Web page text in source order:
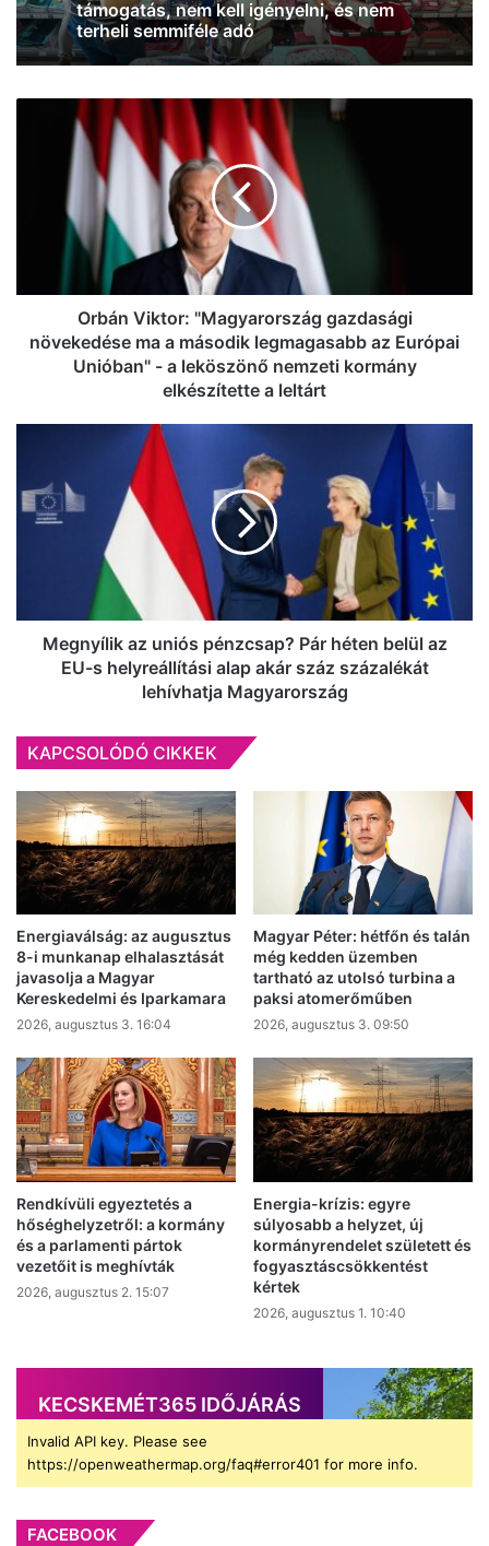
Szondi Vanda: automatikusan, két
részletben érkezik az iskolakezdési
támogatás, nem kell igényelni, és nem
terheli semmiféle adó
személyforgalom a Budapest-Belgrád
vasútvonalon
"Magyarország
gazdasági
növekedése
legmagasabb
Európai
Unióban"
leköszönő
elkészítette
Orbán Viktor: "Magyarország gazdasági
növekedése ma a második legmagasabb az Európai
Unióban" - a leköszönő nemzeti kormány
elkészítette a leltárt
uniós
pénzcsap?
Pár
EU-
helyreállítási
százalékát
Magyarország
Megnyílik az uniós pénzcsap? Pár héten belül az
EU-s helyreállítási alap akár száz százalékát
lehívhatja Magyarország
KAPCSOLÓDÓ CIKKEK
Energiaválság: az augusztus
8-i munkanap elhalasztását
javasolja a Magyar
Kereskedelmi és Iparkamara
2026, augusztus 3. 16:04
Magyar Péter: hétfőn és talán
még kedden üzemben
tartható az utolsó turbina a
paksi atomerőműben
2026, augusztus 3. 09:50
Rendkívüli egyeztetés a
hőséghelyzetről: a kormány
és a parlamenti pártok
vezetőit is meghívták
2026, augusztus 2. 15:07
Energia-krízis: egyre
súlyosabb a helyzet, új
kormányrendelet született és
fogyasztáscsökkentést
kértek
2026, augusztus 1. 10:40
KECSKEMÉT365 IDŐJÁRÁS
Invalid API key. Please see
https://openweathermap.org/faq#error401 for more info.
FACEBOOK